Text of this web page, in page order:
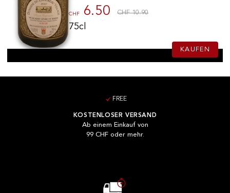
CHF 6.50 CHF 10.90
75cl
KAUFEN
FREE
KOSTENLOSER VERSAND
Ab einem Einkauf von
99 CHF oder mehr.